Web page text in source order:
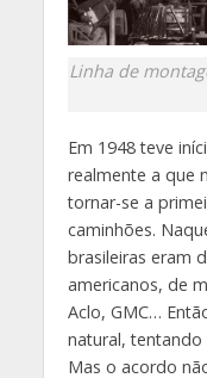
Linha de
Em 1948 teve
realmente a que
tornar-se a
caminhões.
brasileiras eram
americanos, de
Aclo, GMC…
natural, tentando
Mas o acordo